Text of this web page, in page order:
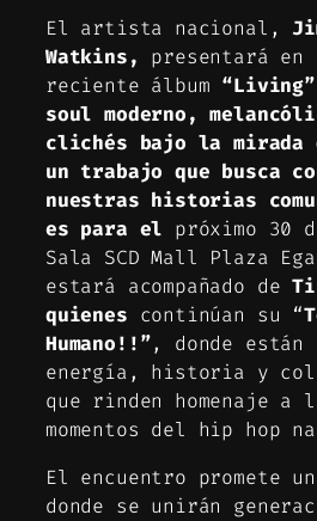
El artista nacional,
Watkins,
presentará en
reciente álbum
soul moderno,
clichés bajo la mirada
un trabajo que busca
nuestras historias
es para el próximo 30
Sala SCD Mall Plaza
estará acompañado de
quienes continúan su “
Humano!!”, donde están
energía, historia y
que rinden homenaje a
momentos del hip hop
El encuentro promete
donde se unirán